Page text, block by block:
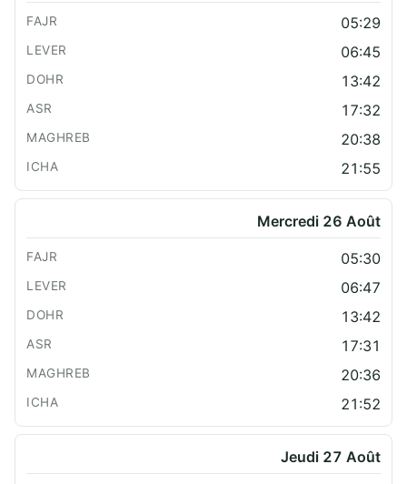
05:29
06:45
13:42
17:32
20:38
21:55
Mercredi 26 Août
05:30
06:47
13:42
17:31
20:36
21:52
Jeudi 27 Août